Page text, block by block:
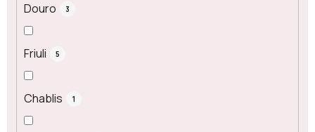
Douro 3
Friuli 5
Chablis 1